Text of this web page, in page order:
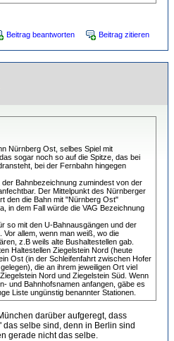
Beitrag beantworten Beitrag zitieren
Nürnberg Ost, selbes Spiel mit
sogar noch so auf die Spitze, das bei
bei der Fernbahn hingegen
Bahnbezeichnung zumindest von der
Der Mittelpunkt des Nürnberger
den die Bahn mit "Nürnberg Ost"
in dem Fall würde die VAG Bezeichnung
so mit den U-Bahnausgängen und der
allem, wenn man weiß, wo die
z.B weils alte Bushaltestellen gab.
Haltestellen Ziegelstein Nord (heute
Ost (in der Schleifenfahrt zwischen Hofer
die an ihrem jeweiligen Ort viel
Nord und Ziegelstein Süd. Wenn
und Bahnhofsnamen anfangen, gäbe es
Liste ungünstig benannter Stationen.
darüber aufgeregt, dass
selbe sind, denn in Berlin sind
gerade nicht das selbe.